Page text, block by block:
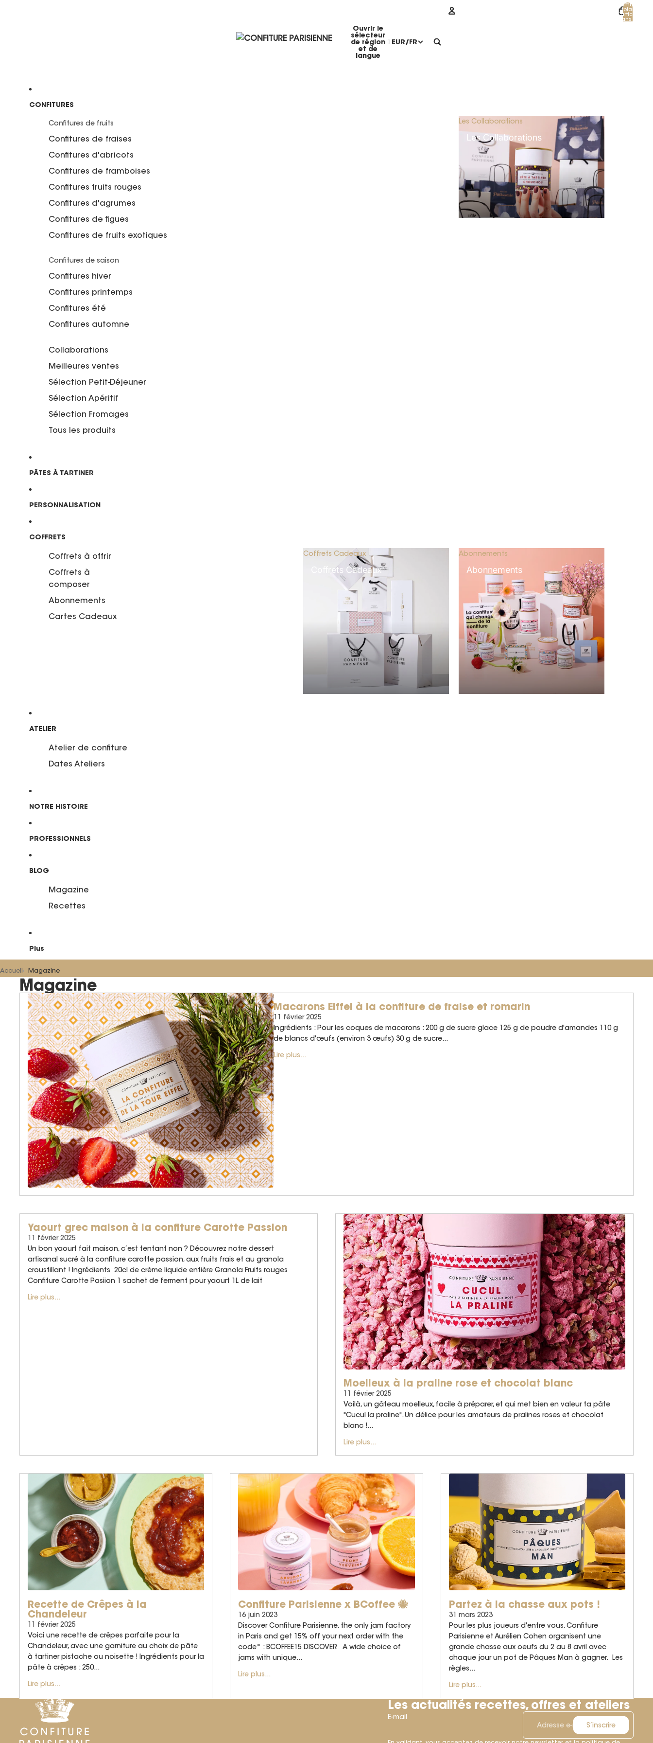
Ouvrir le
sélecteur
de région
et de
langue
EUR/FR
Nombre
total
d’articles
dans le
CONFITURES
Confitures de fruits
Confitures de fraises
Confitures d'abricots
Confitures de framboises
Confitures fruits rouges
Confitures d'agrumes
Confitures de figues
Confitures de fruits exotiques
Confitures de saison
Confitures hiver
Confitures printemps
Confitures été
Confitures automne
Collaborations
Meilleures ventes
Sélection Petit-Déjeuner
Sélection Apéritif
Sélection Fromages
Tous les produits
Les Collaborations
Les Collaborations
PÂTES À TARTINER
PERSONNALISATION
COFFRETS
Coffrets à offrir
Coffrets à
composer
Abonnements
Cartes Cadeaux
Coffrets Cadeaux
Coffrets Cadeaux
Abonnements
Abonnements
ATELIER
Atelier de confiture
Dates Ateliers
NOTRE HISTOIRE
PROFESSIONNELS
BLOG
Magazine
Recettes
Plus
Accueil Magazine
Magazine
Macarons Eiffel à la confiture de fraise et romarin
11 février 2025
Ingrédients : Pour les coques de macarons : 200 g de sucre glace 125 g de poudre d'amandes 110 g
de blancs d'œufs (environ 3 œufs) 30 g de sucre...
Lire plus...
Yaourt grec maison à la confiture Carotte Passion
11 février 2025
Un bon yaourt fait maison, c’est tentant non ? Découvrez notre dessert
artisanal sucré à la confiture carotte passion, aux fruits frais et au granola
croustillant ! Ingrédients 20cl de crème liquide entière Granola Fruits rouges
Confiture Carotte Pasiion 1 sachet de ferment pour yaourt 1L de lait
Lire plus...
Moelleux à la praline rose et chocolat blanc
11 février 2025
Voilà, un gâteau moelleux, facile à préparer, et qui met bien en valeur ta pâte
"Cucul la praline". Un délice pour les amateurs de pralines roses et chocolat
blanc !...
Lire plus...
Recette de Crêpes à la
Chandeleur
11 février 2025
Voici une recette de crêpes parfaite pour la
Chandeleur, avec une garniture au choix de pâte
à tartiner pistache ou noisette ! Ingrédients pour la
pâte à crêpes : 250...
Lire plus...
Confiture Parisienne x BCoffee 🐝
16 juin 2023
Discover Confiture Parisienne, the only jam factory
in Paris and get 15% off your next order with the
code* : BCOFFEE15 DISCOVER A wide choice of
jams with unique...
Lire plus...
Partez à la chasse aux pots !
31 mars 2023
Pour les plus joueurs d'entre vous, Confiture
Parisienne et Aurélien Cohen organisent une
grande chasse aux oeufs du 2 au 8 avril avec
chaque jour un pot de Pâques Man à gagner. Les
règles...
Lire plus...
Les actualités recettes, offres et ateliers
E-mail
S’inscrire